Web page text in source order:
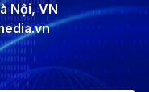
Nội, VN